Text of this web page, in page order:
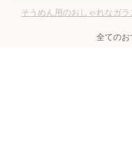
そうめん用のおしゃれなガ
全てのお